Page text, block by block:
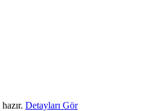
hazır. Detayları Gör